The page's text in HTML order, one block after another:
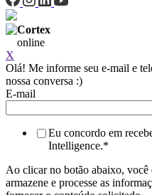
Cortex
online
X
Olá! Me informe seu e-mail e
nossa conversa :)
E-mail
Eu concordo em
Intelligence.*
Ao clicar no botão abaixo,
armazene e processe as